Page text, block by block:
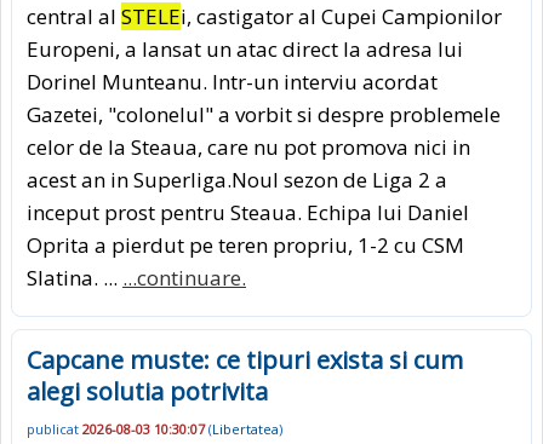
central al STELEi, castigator al Cupei Campionilor
Europeni, a lansat un atac direct la adresa lui
Dorinel Munteanu. Intr-un interviu acordat
Gazetei, "colonelul" a vorbit si despre problemele
celor de la Steaua, care nu pot promova nici in
acest an in Superliga.Noul sezon de Liga 2 a
inceput prost pentru Steaua. Echipa lui Daniel
Oprita a pierdut pe teren propriu, 1-2 cu CSM
Slatina. ... ...continuare.
Capcane muste: ce tipuri exista si cum
alegi solutia potrivita
publicat 2026-08-03 10:30:07(Libertatea)